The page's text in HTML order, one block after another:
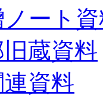
ート
蔵資料
資料